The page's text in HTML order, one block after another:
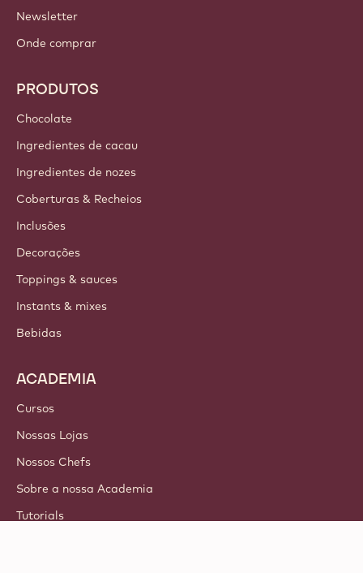
Newsletter
Onde comprar
PRODUTOS
Chocolate
Ingredientes de cacau
Ingredientes de nozes
Coberturas & Recheios
Inclusões
Decorações
Toppings & sauces
Instants & mixes
Bebidas
ACADEMIA
Cursos
Nossas Lojas
Nossos Chefs
Sobre a nossa Academia
Tutorials